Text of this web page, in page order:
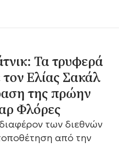
Τα τρυφερά
Ελίας Σακάλ
της πρώην
Φλόρες
των διεθνών
από την